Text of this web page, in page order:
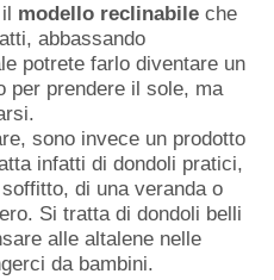
modello reclinabile che
abbassando
potrete farlo diventare un
per prendere il sole, ma
sono invece un prodotto
infatti di dondoli pratici,
di una veranda o
Si tratta di dondoli belli
alle altalene nelle
da bambini.